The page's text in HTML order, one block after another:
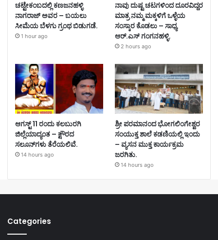
ಚಟ್ಟೇಕಂಬದಲ್ಲಿ ಕಣಜನಹಳ್ಳಿ
ನಾಗರಾಜ್ ಅವರ – ಬಯಲು
ಸೀಮೆಯ ಬೆಳಗು ಗ್ರಂಥ ಬಿಡುಗಡೆ.
1 hour ago
ನಾವು ದುಷ್ಟ ಚಟಗಳಿಂದ ದೂರವಿದ್ದರ
ಮಾತ್ರ ನಮ್ಮ ಮಕ್ಕಳಿಗೆ ಒಳ್ಳೆಯ
ಸಂಸ್ಕಾರ ಕೊಡಲು – ಸಾಧ್ಯ
ಆರ್.ಎಸ್ ಗಂಗನಹಳ್ಳಿ.
2 hours ago
ಆಗಸ್ಟ್ 11 ರಂದು ಕಲಬುರಗಿ
ಜಿಲ್ಲೆಯಾದ್ಯಂತ – ಕ್ಷೌರದ
ಸಲೂನ್‌ಗಳು ತೆರೆಯಲಿವೆ.
14 hours ago
ಶ್ರೀ ಪರಮಾನಂದ ಭೋಗಲಿಂಗೇಶ್ವರ
ಸಂಯುಕ್ತ ಶಾಲೆ ಕಡಣಿಯಲ್ಲಿ ಇಂದು
– ವ್ಯಸನ ಮುಕ್ತ ಕಾರ್ಯಕ್ರಮ
ಜರಗಿತು.
14 hours ago
Categories